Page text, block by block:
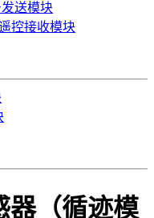
送模块
控接收模块
器（循迹模